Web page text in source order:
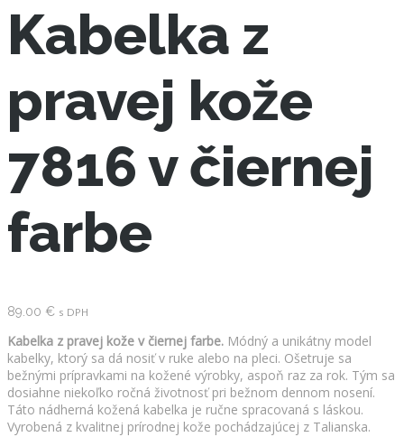
Kabelka z
pravej kože
7816 v čiernej
farbe
89.00 € s DPH
Kabelka z pravej kože v čiernej farbe. Módný a unikátny model
kabelky, ktorý sa dá nosiť v ruke alebo na pleci. Ošetruje sa
bežnými prípravkami na kožené výrobky, aspoň raz za rok. Tým sa
dosiahne niekoľko ročná životnosť pri bežnom dennom nosení.
Táto nádherná kožená kabelka je ručne spracovaná s láskou.
Vyrobená z kvalitnej prírodnej kože pochádzajúcej z Talianska.